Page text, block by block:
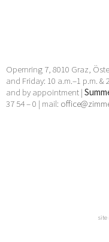
Opernring 7, 8010 Graz,
and Friday: 10 a.m.–1 p.m.
and by appointment |
37 54 – 0 | mail:
site